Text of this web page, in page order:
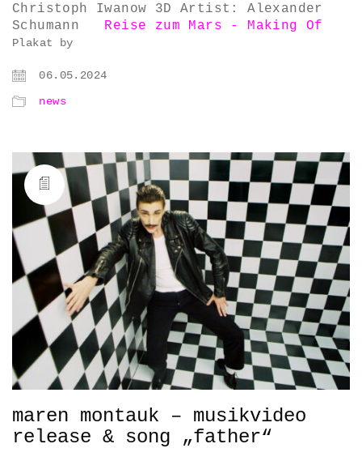
Christoph Iwanow 3D Artist: Alexander
Schumann Reise zum Mars - Making Of
Plakat by
06.05.2024
news
maren montauk – musikvideo
release & song „father“